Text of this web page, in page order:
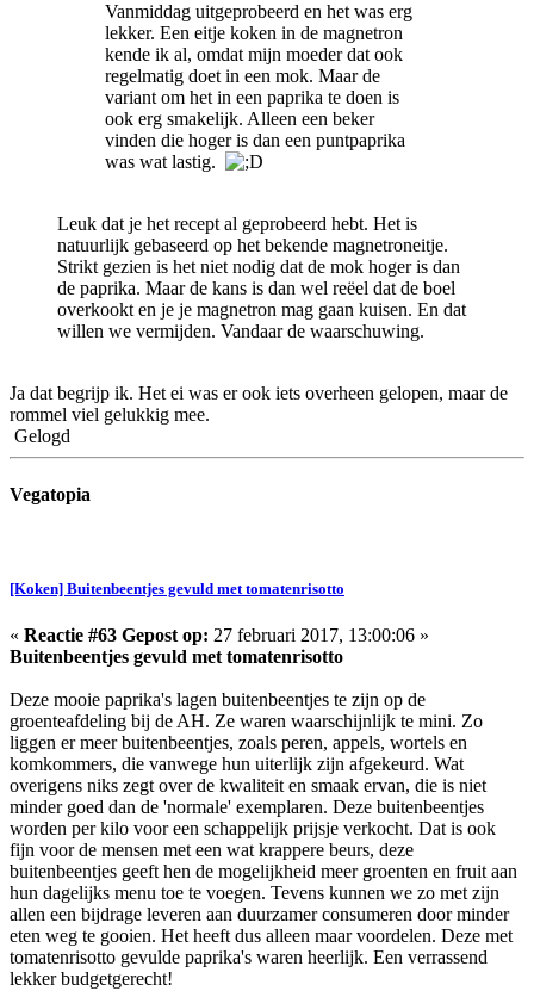
Vanmiddag uitgeprobeerd en het was erg
lekker. Een eitje koken in de magnetron
kende ik al, omdat mijn moeder dat ook
regelmatig doet in een mok. Maar de
variant om het in een paprika te doen is
ook erg smakelijk. Alleen een beker
vinden die hoger is dan een puntpaprika
was wat lastig.
Leuk dat je het recept al geprobeerd hebt. Het is
natuurlijk gebaseerd op het bekende magnetroneitje.
Strikt gezien is het niet nodig dat de mok hoger is dan
de paprika. Maar de kans is dan wel reëel dat de boel
overkookt en je je magnetron mag gaan kuisen. En dat
willen we vermijden. Vandaar de waarschuwing.
Ja dat begrijp ik. Het ei was er ook iets overheen gelopen, maar de
rommel viel gelukkig mee.
Gelogd
Vegatopia
[Koken] Buitenbeentjes gevuld met tomatenrisotto
« Reactie #63 Gepost op: 27 februari 2017, 13:00:06 »
Buitenbeentjes gevuld met tomatenrisotto
Deze mooie paprika's lagen buitenbeentjes te zijn op de
groenteafdeling bij de AH. Ze waren waarschijnlijk te mini. Zo
liggen er meer buitenbeentjes, zoals peren, appels, wortels en
komkommers, die vanwege hun uiterlijk zijn afgekeurd. Wat
overigens niks zegt over de kwaliteit en smaak ervan, die is niet
minder goed dan de 'normale' exemplaren. Deze buitenbeentjes
worden per kilo voor een schappelijk prijsje verkocht. Dat is ook
fijn voor de mensen met een wat krappere beurs, deze
buitenbeentjes geeft hen de mogelijkheid meer groenten en fruit aan
hun dagelijks menu toe te voegen. Tevens kunnen we zo met zijn
allen een bijdrage leveren aan duurzamer consumeren door minder
eten weg te gooien. Het heeft dus alleen maar voordelen. Deze met
tomatenrisotto gevulde paprika's waren heerlijk. Een verrassend
lekker budgetgerecht!